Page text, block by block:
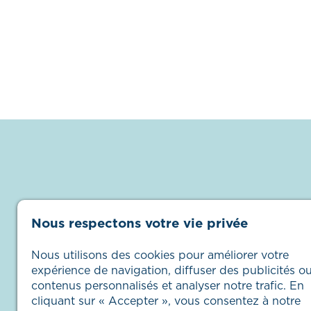
Nous respectons votre vie privée
Nous utilisons des cookies pour améliorer votre
expérience de navigation, diffuser des publicités
contenus personnalisés et analyser notre trafic. En
cliquant sur « Accepter », vous consentez à notre